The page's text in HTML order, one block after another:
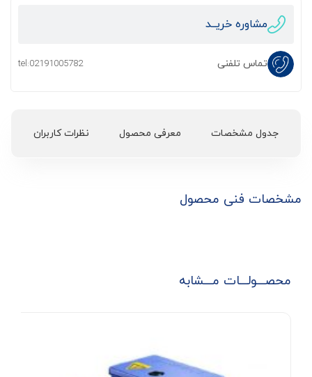
مشاوره خریــد
تماس تلفنی tel:02191005782
جدول مشخصات معرفی محصول نظرات کاربران
مشخصات فنی محصول
محصـــولـــات مـــشابه